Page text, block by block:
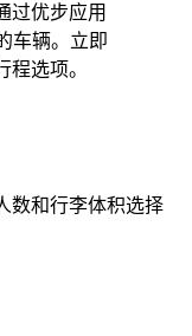
过优步应用
车辆。立即
选项。
数和行李体积选择